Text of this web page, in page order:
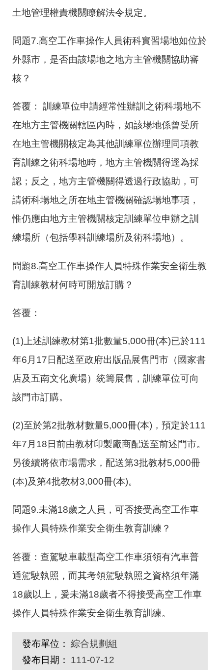
土地管理權責機關瞭解法令規定。
問題7.高空工作車操作人員術科實習場地如位於
外縣市，是否由該場地之地方主管機關協助審
核？
答覆： 訓練單位申請經常性辦訓之術科場地不
在地方主管機關轄區內時，如該場地係曾受所
在地主管機關核定為其他訓練單位辦理同項教
育訓練之術科場地時，地方主管機關得逕為採
認；反之，地方主管機關得透過行政協助，可
請術科場地之所在地主管機關確認場地事項，
惟仍應由地方主管機關核定訓練單位申辦之訓
練場所（包括學科訓練場所及術科場地）。
問題8.高空工作車操作人員特殊作業安全衛生教
育訓練教材何時可開放訂購？
答覆：
(1)上述訓練教材第1批數量5,000冊(本)已於111
年6 月 17 日配送至政府出版品展售門市（國家書
店及五南文化廣場）統籌展售，訓練單位可向
該門市訂購。
(2)至於第2批教材數量5,000冊(本) ，預定於111
年7 月 18 日前由教材印製廠商配送至前述門市。
另後續將依市場需求，配送第3批教材5,000冊
(本)及第4批教材3,000冊(本)。
問題9.未滿18歲之人員，可否接受高空工作車
操作人員特殊作業安全衛生教育訓練？
答覆：查駕駛車載型高空工作車須領有汽車普
通駕駛執照，而其考領駕駛執照之資格須年滿
18歲以上，爰未滿18歲者不得接受高空工作車
操作人員特殊作業安全衛生教育訓練。
發布單位： 綜合規劃組
發布日期：
111-07-12